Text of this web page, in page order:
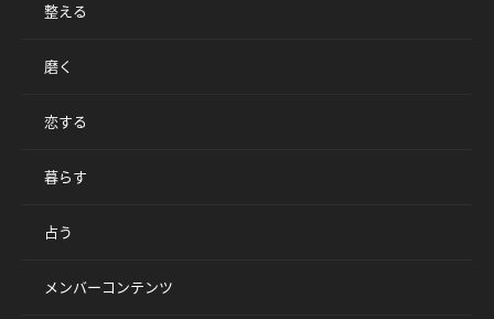
整える
磨く
恋する
暮らす
占う
メンバーコンテンツ